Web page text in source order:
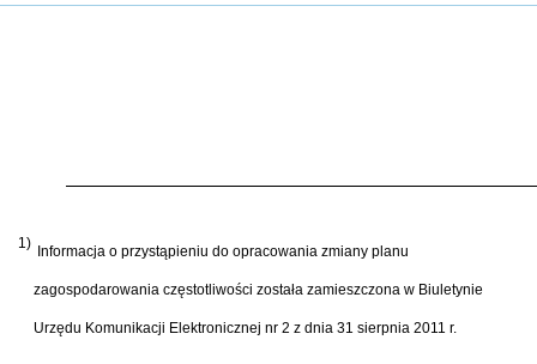
1) Informacja o przystąpieniu do opracowania zmiany planu
zagospodarowania częstotliwości została zamieszczona w Biuletynie
Urzędu Komunikacji Elektronicznej nr 2 z dnia 31 sierpnia 2011 r.